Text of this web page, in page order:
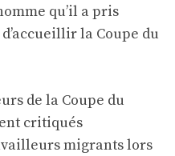
qu’il a pris
la Coupe du
de la Coupe du
critiqués
migrants lors